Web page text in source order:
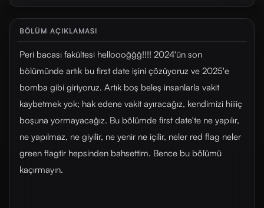
BÖLÜM AÇIKLAMASI
Peri bacası fakültesi helloooğğğ!!!! 2024'ün son
bölümünde artık bu first date işini çözüyoruz ve 2025'e
bomba gibi giriyoruz. Artık boş beleş insanlarla vakit
kaybetmek yok; hak edene vakit ayıracağız, kendimizi hiiiiç
boşuna yormayacağız. Bu bölümde first date'te ne yapılır,
ne yapılmaz, ne giyilir, ne yenir ne içilir, neler red flag neler
green flagtir hepsinden bahsettim. Bence bu bölümü
kaçırmayın.